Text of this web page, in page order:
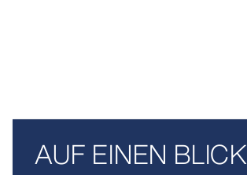
AUF EINEN BLICK